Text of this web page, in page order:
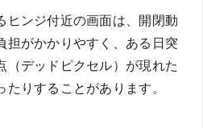
ヒンジ付近の画面は、開閉動
担がかかりやすく、ある日突
（デッドピクセル）が現れた
たりすることがあります。